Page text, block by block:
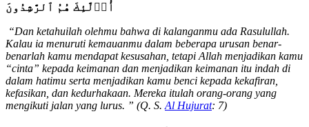
أُو لَٰئِكَ هُمُ ٱلرَّٰشِدُونَ
“Dan ketahuilah olehmu bahwa di kalanganmu ada Rasulullah.
Kalau ia menuruti kemauanmu dalam beberapa urusan benar-
benarlah kamu mendapat kesusahan, tetapi Allah menjadikan kamu
“cinta” kepada keimanan dan menjadikan keimanan itu indah di
dalam hatimu serta menjadikan kamu benci kepada kekafiran,
kefasikan, dan kedurhakaan. Mereka itulah orang-orang yang
mengikuti jalan yang lurus. ” (Q. S. Al Hujurat: 7)